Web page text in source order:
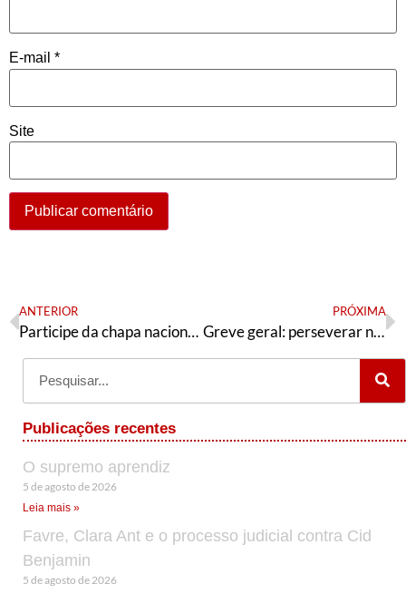
E-mail *
Site
ANTERIOR
Participe da chapa nacional “Em Tempos de Guerra, A Esperança é Vermelha”
PRÓXIMA
Greve geral: perseverar na luta
Publicações recentes
O supremo aprendiz
5 de agosto de 2026
Leia mais »
Favre, Clara Ant e o processo judicial contra Cid
Benjamin
5 de agosto de 2026